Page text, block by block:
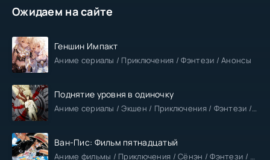
Ожидаем на сайте
Геншин Импакт
Аниме сериалы / Приключения / Фэнтези / Анонсы
Поднятие уровня в одиночку
Аниме сериалы / Экшен / Приключения / Фэнтези / Анонсы
Ван-Пис: Фильм пятнадцатый
Аниме фильмы / Приключения / Сёнэн / Фэнтези / Анонсы